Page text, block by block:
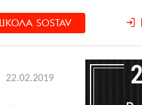
SOSTAV
22.02.2019